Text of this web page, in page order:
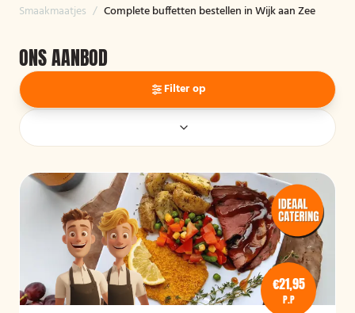
Smaakmaatjes / Complete buffetten bestellen in Wijk aan Zee
ONS AANBOD
Filter op
€21,95
P.P